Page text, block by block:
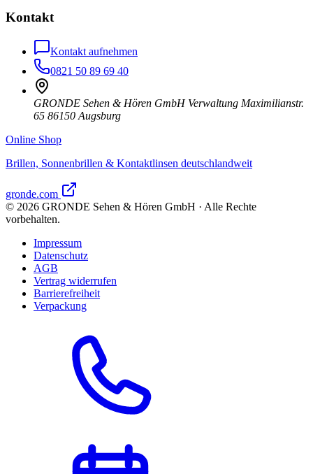
Kontakt
Kontakt aufnehmen
0821 50 89 69 40
GRONDE Sehen & Hören GmbH Verwaltung Maximilianstr.
65 86150 Augsburg
Online Shop
Brillen, Sonnenbrillen & Kontaktlinsen deutschlandweit
gronde.com
© 2026 GRONDE Sehen & Hören GmbH · Alle Rechte
vorbehalten.
Impressum
Datenschutz
AGB
Vertrag widerrufen
Barrierefreiheit
Verpackung